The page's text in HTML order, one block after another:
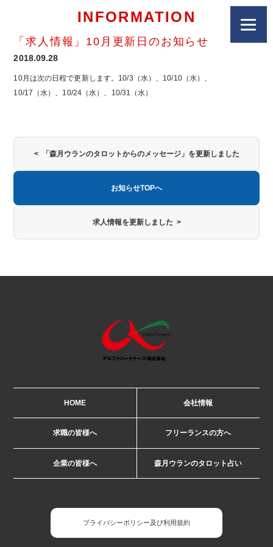
INFORMATION
「求人情報」10月更新日のお知らせ
2018.09.28
10月は次の日程で更新します。10/3（水）、10/10（水）、
10/17（水）、10/24（水）、10/31（水）
< 「森月ウランのタロットからのメッセージ」を更新しました
お知らせTOPへ
求人情報を更新しました >
HOME 会社情報
求職の皆様へ フリーランスの方へ
企業の皆様へ 森月ウランのタロット占い
プライバシーポリシー及び利用規約